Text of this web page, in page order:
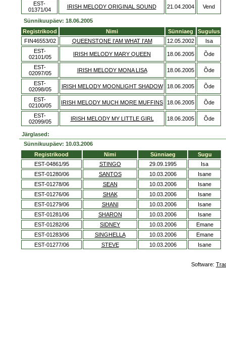
EST-
01371/04
IRISH MELODY ORIGINAL SOUND 21.04.2004 Vend
Sünnikuupäev: 18.06.2005
Registrikood
Nimi Sünniaeg
Sugulus
FIN46553/02
QUEENSTONE I'AM WHAT I'AM 12.05.2002
Isa
EST-
02101/05
IRISH MELODY MARY QUEEN 18.06.2005 Õde
EST-
02097/05
IRISH MELODY MONA LISA 18.06.2005 Õde
EST-
02098/05
IRISH MELODY MOONLIGHT SHADOW 18.06.2005 Õde
EST-
02100/05
IRISH MELODY MUCH MORE MUFFINS 18.06.2005 Õde
EST-
02099/05
IRISH MELODY MY LITTLE GIRL 18.06.2005 Õde
Järglased:
Sünnikuupäev: 10.03.2006
Registrikood
Nimi Sünniaeg
Sugu
EST-04861/95
STINGO 29.09.1995
Isa
EST-01280/06
SANTOS 10.03.2006
Isane
EST-01278/06
SEAN 10.03.2006
Isane
EST-01276/06
SHAK 10.03.2006
Isane
EST-01279/06
SHANI 10.03.2006
Isane
EST-01281/06
SHARON 10.03.2006
Isane
EST-01282/06
SIDNEY 10.03.2006
Emane
EST-01283/06
SINGHELLA 10.03.2006
Emane
EST-01277/06
STEVE 10.03.2006 Isane
Software: